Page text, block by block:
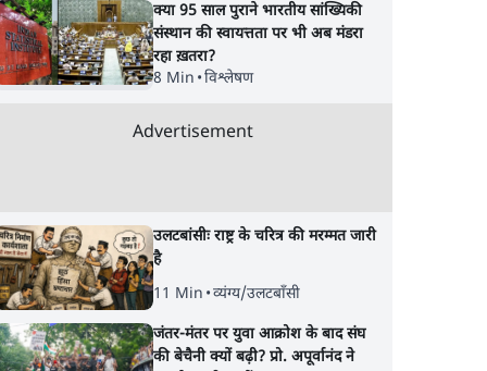
क्या 95 साल पुराने भारतीय सांख्यिकी
संस्थान की स्वायत्तता पर भी अब मंडरा
रहा ख़तरा?
8 Min •विश्लेषण
Advertisement
उलटबांसीः राष्ट्र के चरित्र की मरम्मत जारी
है
11 Min •व्यंग्य/उलटबाँसी
जंतर-मंतर पर युवा आक्रोश के बाद संघ
की बेचैनी क्यों बढ़ी? प्रो. अपूर्वानंद ने